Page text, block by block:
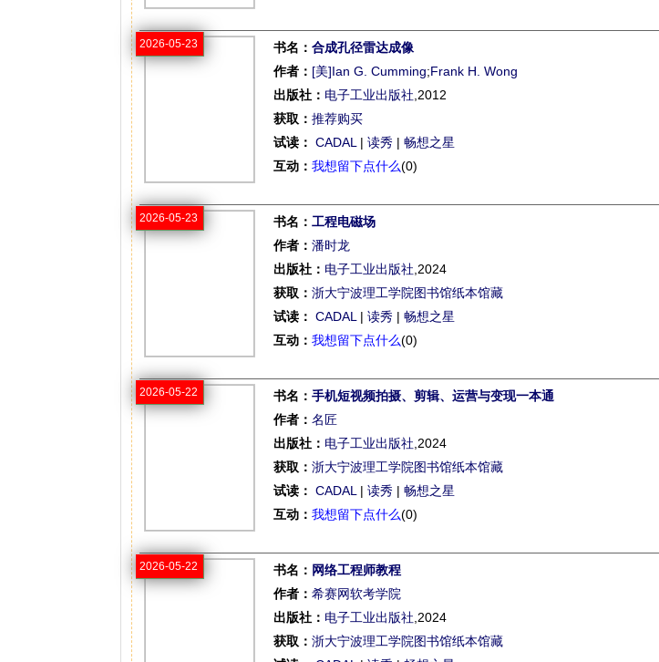
2026-05-23 书名： 合成孔径雷达成像
作者： [美]Ian G. Cumming;Frank H. Wong
出版社： 电子工业出版社 ,2012
获取： 推荐购买
试读： CADAL | 读秀 | 畅想之星
互动： 我想留下点什么(0)
2026-05-23 书名： 工程电磁场
作者： 潘时龙
出版社： 电子工业出版社 ,2024
获取： 浙大宁波理工学院图书馆纸本馆藏
试读： CADAL | 读秀 | 畅想之星
互动： 我想留下点什么(0)
2026-05-22 书名： 手机短视频拍摄、剪辑、运营与变现一本通
作者： 名匠
出版社： 电子工业出版社 ,2024
获取： 浙大宁波理工学院图书馆纸本馆藏
试读： CADAL | 读秀 | 畅想之星
互动： 我想留下点什么(0)
2026-05-22 书名： 网络工程师教程
作者： 希赛网软考学院
出版社： 电子工业出版社 ,2024
获取： 浙大宁波理工学院图书馆纸本馆藏